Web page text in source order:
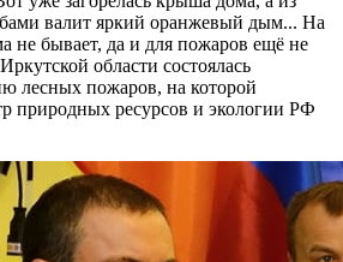
валит яркий оранжевый дым... На
не бывает, да и для пожаров ещё не
области состоялась
лесных пожаров, на которой
природных ресурсов и экологии РФ